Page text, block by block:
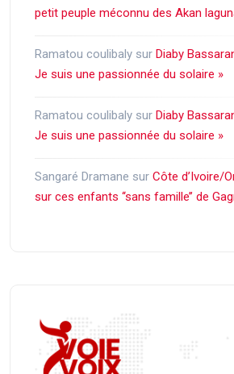
petit peuple méconnu des Akan
Ramatou coulibaly sur Diaby
Je suis une passionnée du solaire »
Ramatou coulibaly sur Diaby
Je suis une passionnée du solaire »
Sangaré Dramane sur Côte d’Ivoire/
sur ces enfants ‘‘sans famille’’ de